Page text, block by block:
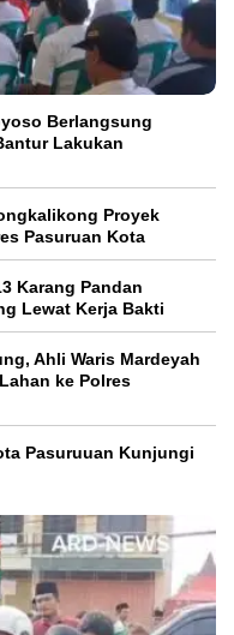
Berlangsung
Lakukan
Proyek
Pasuruan Kota
Karang Pandan
Lewat Kerja Bakti
Ahli Waris Mardeyah
ke Polres
Pasuruuan Kunjungi